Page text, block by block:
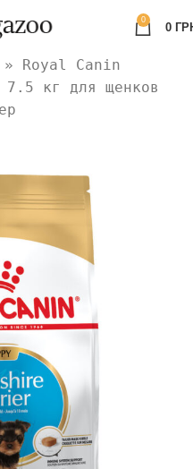
0
0
» Royal Canin
кг для щенков